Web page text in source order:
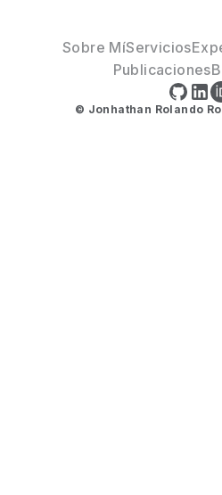
Sobre MíServicios
Publicaciones
© Jonhathan Rolando